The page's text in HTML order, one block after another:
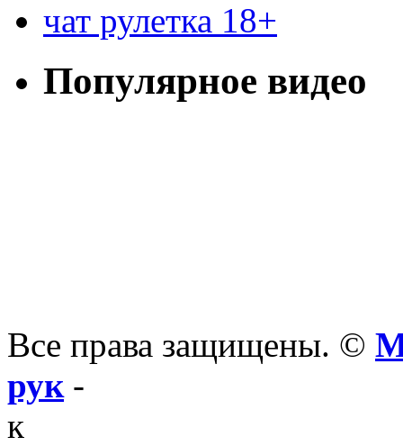
чат рулетка 18+
Популярное видео
Все права защищены. ©
рук-
к